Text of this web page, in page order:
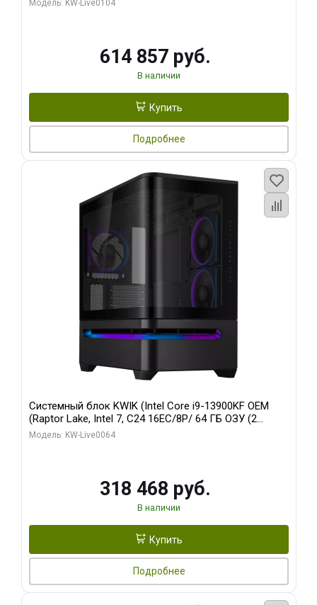
Модель: KW-Live0104
614 857 руб.
В наличии
Купить
Подробнее
Системный блок KWIK (Intel Core i9-13900KF OEM
(Raptor Lake, Intel 7, C24 16EC/8P/ 64 ГБ ОЗУ (2
модуля)/ ASUS RTX5080 PROART OC 16GB GDDR7
Модель: KW-Live0064
318 468 руб.
В наличии
Купить
Подробнее